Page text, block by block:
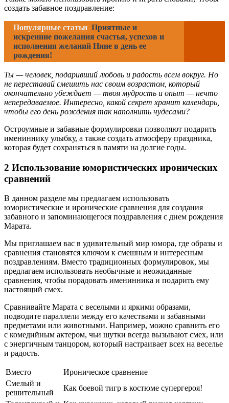
создать забавное поздравление:
Популярные статьи Приятные и
искренние пожелания счастья, успехов и
исполнения желаний Нине в день ее
рождения!
Ты — человек, подаривший любовь и радость всем вокруг. Но
не переставай смешить нас своим возрастом, который
окончательно убеждает — твоя мудрость и опыт — нечто
непередаваемое. Интересно, какой секрет хранит календарь,
чтобы его день рождения так наполнить чудесами?
Остроумные и забавные формулировки позволяют подарить
имениннику улыбку, а также создать атмосферу праздника,
которая будет сохраняться в памяти на долгие годы.
2 Использование юмористических иронических
сравнений
В данном разделе мы предлагаем использовать
юмористические и иронические сравнения для создания
забавного и запоминающегося поздравления с днем рождения
Марата.
Мы приглашаем вас в удивительный мир юмора, где образы и
сравнения становятся ключом к смешным и интересным
поздравлениям. Вместо традиционных формулировок, мы
предлагаем использовать необычные и неожиданные
сравнения, чтобы порадовать именинника и подарить ему
настоящий смех.
Сравнивайте Марата с веселыми и яркими образами,
подводите параллели между его качествами и забавными
предметами или животными. Например, можно сравнить его
с комедийным актером, чьи шутки всегда вызывают смех, или
с энергичным танцором, который настраивает всех на веселье
и радость.
Вместо
Ироническое сравнение
Смелый и
решительный
Как боевой тигр в костюме супергероя!